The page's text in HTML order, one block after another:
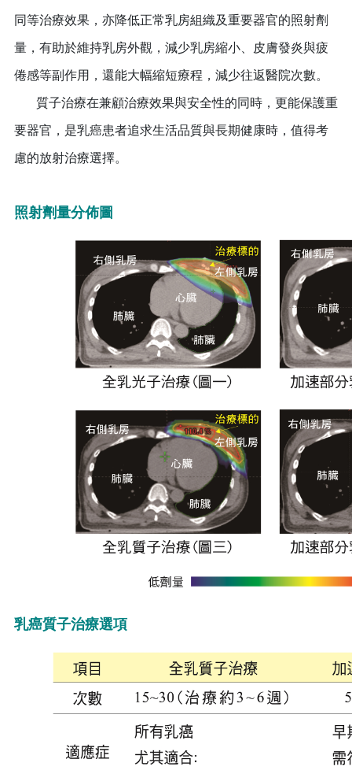
同等治療效果，亦降低正常乳房組織及重要器官的照射劑
量，有助於維持乳房外觀，減少乳房縮小、皮膚發炎與疲
倦感等副作用，還能大幅縮短療程，減少往返醫院次數。
質子治療在兼顧治療效果與安全性的同時，更能保護重
要器官，是乳癌患者追求生活品質與長期健康時，值得考
慮的放射治療選擇。
照射劑量分佈圖
乳癌質子治療選項